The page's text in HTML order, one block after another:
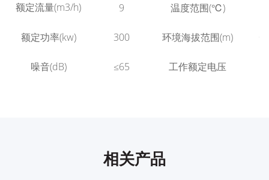
额定流量(m3/h) 9 温度范围(℃)
额定功率(kw) 300 环境海拔范围(m)
噪音(dB) ≤65 工作额定电压
相关产品